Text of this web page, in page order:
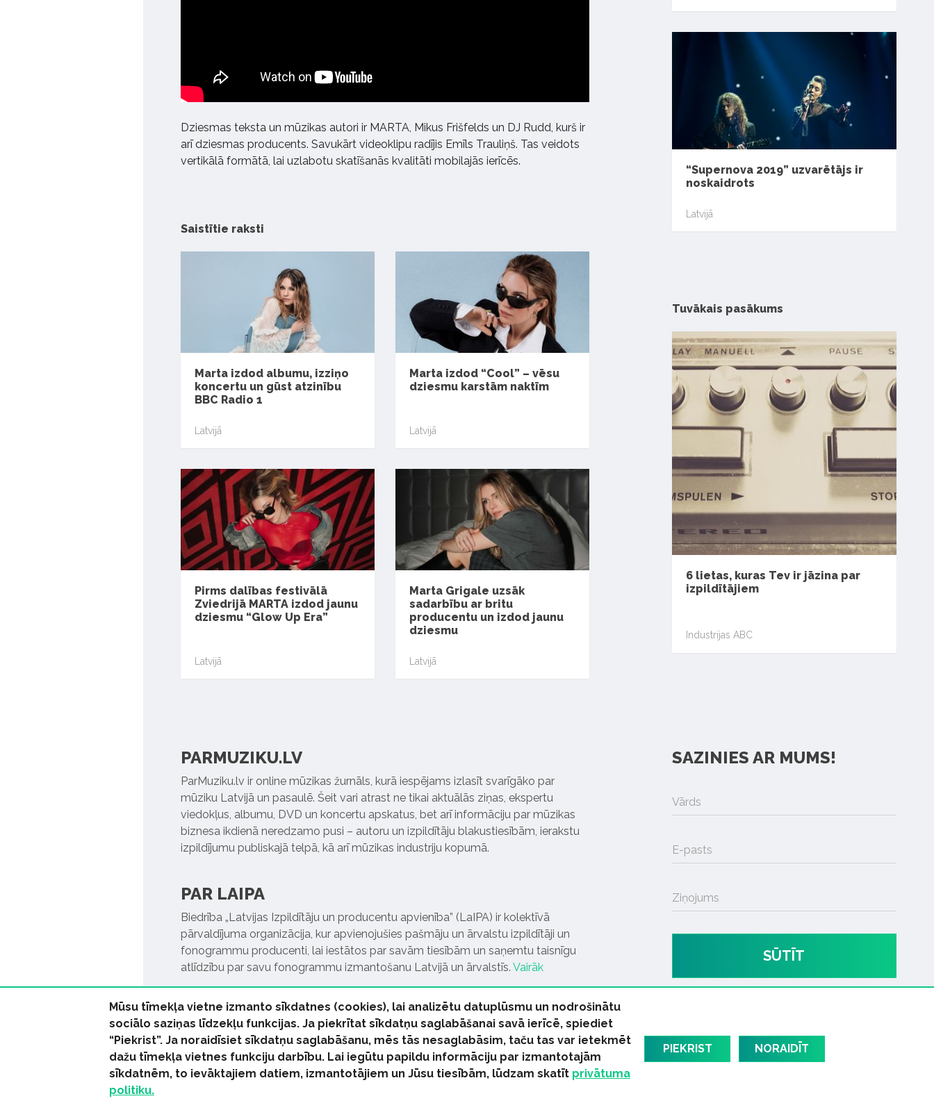
Dziesmas teksta un mūzikas autori ir MARTA, Mikus Frišfelds un DJ Rudd, kurš ir
arī dziesmas producents. Savukārt videoklipu radījis Emīls Trauliņš. Tas veidots
vertikālā formātā, lai uzlabotu skatīšanās kvalitāti mobilajās ierīcēs.
Saistītie raksti
Marta izdod albumu, izziņo
koncertu un gūst atzinību
BBC Radio 1
Latvijā
Marta izdod “Cool” – vēsu
dziesmu karstām naktīm
Latvijā
Pirms dalības festivālā
Zviedrijā MARTA izdod jaunu
dziesmu “Glow Up Era”
Latvijā
Marta Grigale uzsāk
sadarbību ar britu
producentu un izdod jaunu
dziesmu
Latvijā
“Supernova 2019” uzvarētājs ir
noskaidrots
Latvijā
Tuvākais pasākums
6 lietas, kuras Tev ir jāzina par
izpildītājiem
Industrijas ABC
PARMUZIKU.LV
ParMuziku.lv ir online mūzikas žurnāls, kurā iespējams izlasīt svarīgāko par
mūziku Latvijā un pasaulē. Šeit vari atrast ne tikai aktuālās ziņas, ekspertu
viedokļus, albumu, DVD un koncertu apskatus, bet arī informāciju par mūzikas
biznesa ikdienā neredzamo pusi – autoru un izpildītāju blakustiesībām, ierakstu
izpildījumu publiskajā telpā, kā arī mūzikas industriju kopumā.
PAR LAIPA
Biedrība „Latvijas Izpildītāju un producentu apvienība” (LaIPA) ir kolektīvā
pārvaldījuma organizācija, kur apvienojušies pašmāju un ārvalstu izpildītāji un
fonogrammu producenti, lai iestātos par savām tiesībām un saņemtu taisnīgu
atlīdzību par savu fonogrammu izmantošanu Latvijā un ārvalstīs. Vairāk
SAZINIES AR MUMS!
Vārds
E-pasts
Ziņojums
SŪTĪT
© 2026 parmuziku.lv, visas tiesības paturētas
Mūsu tīmekļa vietne izmanto sīkdatnes (cookies), lai analizētu datuplūsmu un nodrošinātu
sociālo saziņas līdzekļu funkcijas. Ja piekrītat sīkdatņu saglabāšanai savā ierīcē, spiediet
“Piekrist”. Ja noraidīsiet sīkdatņu saglabāšanu, mēs tās nesaglabāsim, taču tas var ietekmēt
dažu tīmekļa vietnes funkciju darbību. Lai iegūtu papildu informāciju par izmantotajām
sīkdatnēm, to ievāktajiem datiem, izmantotājiem un Jūsu tiesībām, lūdzam skatīt privātuma
politiku.
PIEKRIST NORAIDĪT